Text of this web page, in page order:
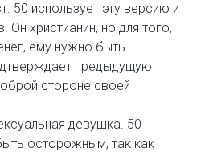
50 использует эту версию и
Он христианин, но для того,
ему нужно быть
предыдущую
стороне своей
девушка. 50
осторожным, так как